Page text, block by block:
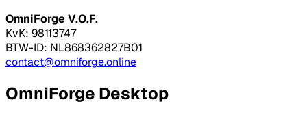
OmniForge V.O.F.
KvK: 98113747
BTW-ID: NL868362827B01
contact@omniforge.online
OmniForge Desktop